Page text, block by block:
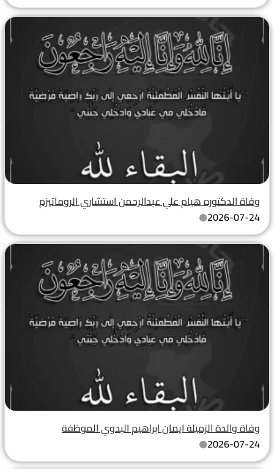
وفاة الدكتوره هيام علي عبدالرحمن استشاري الروماتيزم
2026-07-24
وفاة والدة الزميلة ايمان ابراهيم البدوي الموظفة
2026-07-24